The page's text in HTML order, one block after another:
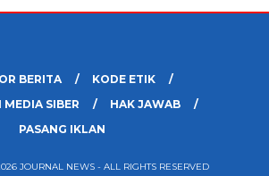
BERITA
KODE ETIK
SIBER
HAK JAWAB
PASANG IKLAN
JOURNAL NEWS - ALL RIGHTS RESERVED